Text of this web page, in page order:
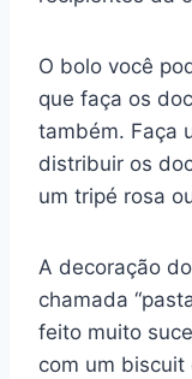
O bolo você
que faça os
também. Faça
distribuir os
um tripé rosa
A decoração
chamada
feito muito
com um biscuit